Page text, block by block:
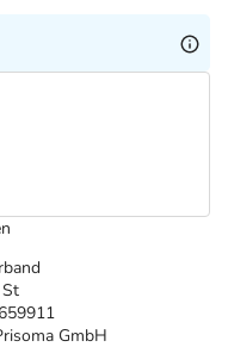
GmbH